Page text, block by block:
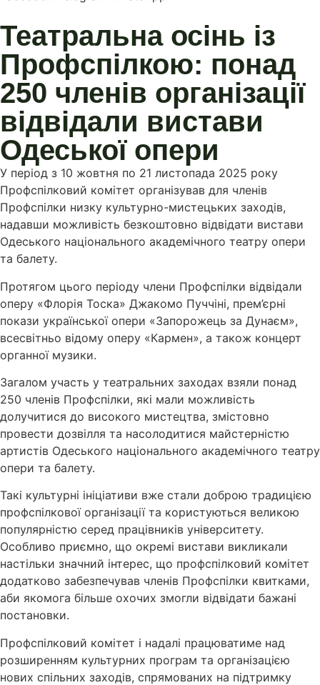
Театральна осінь із
Профспілкою: понад
250 членів організації
відвідали вистави
Одеської опери
У період з 10 жовтня по 21 листопада 2025 року
Профспілковий комітет організував для членів
Профспілки низку культурно-мистецьких заходів,
надавши можливість безкоштовно відвідати вистави
Одеського національного академічного театру опери
та балету.
Протягом цього періоду члени Профспілки відвідали
оперу «Флорія Тоска» Джакомо Пуччіні, прем’єрні
покази української опери «Запорожець за Дунаєм»,
всесвітньо відому оперу «Кармен», а також концерт
органної музики.
Загалом участь у театральних заходах взяли понад
250 членів Профспілки, які мали можливість
долучитися до високого мистецтва, змістовно
провести дозвілля та насолодитися майстерністю
артистів Одеського національного академічного театру
опери та балету.
Такі культурні ініціативи вже стали доброю традицією
профспілкової організації та користуються великою
популярністю серед працівників університету.
Особливо приємно, що окремі вистави викликали
настільки значний інтерес, що профспілковий комітет
додатково забезпечував членів Профспілки квитками,
аби якомога більше охочих змогли відвідати бажані
постановки.
Профспілковий комітет і надалі працюватиме над
розширенням культурних програм та організацією
нових спільних заходів, спрямованих на підтримку